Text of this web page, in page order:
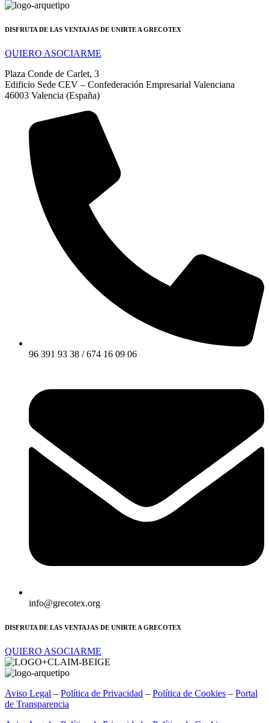
DISFRUTA DE LAS VENTAJAS DE UNIRTE A GRECOTEX
QUIERO ASOCIARME
Plaza Conde de Carlet, 3
Edificio Sede CEV – Confederación Empresarial Valenciana
46003 Valencia (España)
96 391 93 38 / 674 16 09 06
info@grecotex.org
DISFRUTA DE LAS VENTAJAS DE UNIRTE A GRECOTEX
QUIERO ASOCIARME
Aviso Legal – Política de Privacidad – Política de Cookies – Portal
de Transparencia